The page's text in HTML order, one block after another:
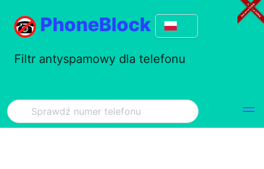
PhoneBlock
Filtr antyspamowy dla telefonu